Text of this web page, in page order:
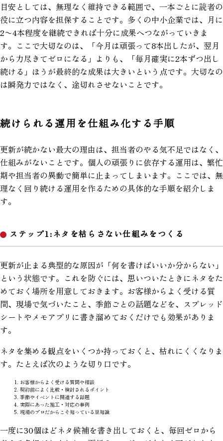
目安としては、無理なく維持できる範囲で、一本ごとに読者の
役に立つ内容を担保することです。多くの中小企業では、月に
2〜4本程度を継続できれば十分に成果へつながっていきま
す。ここで大切なのは、「今月は頑張って8本出したが、翌月
から力尽きてゼロになる」よりも、「毎月確実に2本ずつ出し
続ける」ほうが最終的な成果は大きいという点です。大切なの
は瞬発力ではなく、途切れさせないことです。
続けられる運用を仕組み化する手順
更新が続かない最大の理由は、担当者のやる気不足ではなく、
仕組みがないことです。個人の頑張りに依存する運用は、繁忙
期や担当者の異動で簡単に止まってしまいます。ここでは、無
理なく回り続ける運用を作るための具体的な手順を紹介しま
す。
ステップ1:ネタを枯らさない仕組みをつくる
更新が止まる典型的な原因が「何を書けばいいか分からない」
という状態です。これを防ぐには、思いついたときにネタをた
めておく場所を用意しておきます。お客様からよく受ける質
問、現場で気づいたこと、季節ごとの話題などを、スプレッド
シートやメモアプリに書き溜めておくだけでも効果がありま
す。
ネタを集める観点をいくつか持っておくと、枯れにくくなりま
す。たとえば次のような切り口です。
お客様からよく受ける質問や相談
契約前によく比較・検討されるポイント
季節やイベントに関連する話題
実際にあった施工・対応の事例
現場のプロだからこそ知っている豆知識
一度に30個ほどネタ候補を書き出しておくと、毎回ゼロから